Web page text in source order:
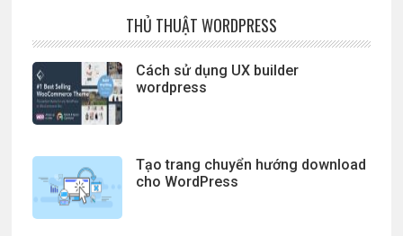
THỦ THUẬT WORDPRESS
Cách sử dụng UX builder
wordpress
Tạo trang chuyển hướng download
cho WordPress